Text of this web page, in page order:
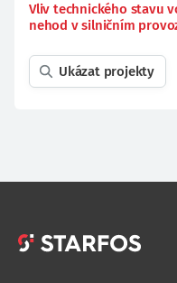
Vliv technického stavu
nehod v silničním
Ukázat projekty